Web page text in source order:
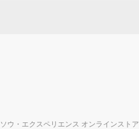
ソウ・エクスペリエンス オンラインストア